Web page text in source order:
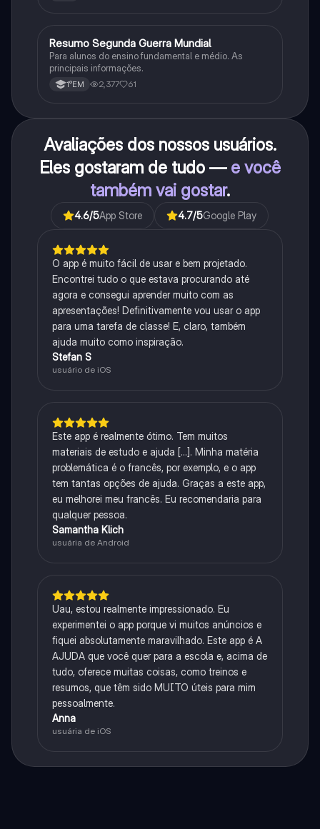
História
Resumo Segunda Guerra Mundial
Para alunos do ensino fundamental e médio. As
principais informações.
1°EM 2,377 61
Avaliações dos nossos usuários.
Eles gostaram de tudo — e você
também vai gostar.
4.6/5App Store 4.7/5Google Play
O app é muito fácil de usar e bem projetado.
Encontrei tudo o que estava procurando até
agora e consegui aprender muito com as
apresentações! Definitivamente vou usar o app
para uma tarefa de classe! E, claro, também
ajuda muito como inspiração.
Stefan S
usuário de iOS
Este app é realmente ótimo. Tem muitos
materiais de estudo e ajuda [...]. Minha matéria
problemática é o francês, por exemplo, e o app
tem tantas opções de ajuda. Graças a este app,
eu melhorei meu francês. Eu recomendaria para
qualquer pessoa.
Samantha Klich
usuária de Android
Uau, estou realmente impressionado. Eu
experimentei o app porque vi muitos anúncios e
fiquei absolutamente maravilhado. Este app é A
AJUDA que você quer para a escola e, acima de
tudo, oferece muitas coisas, como treinos e
resumos, que têm sido MUITO úteis para mim
pessoalmente.
Anna
usuária de iOS